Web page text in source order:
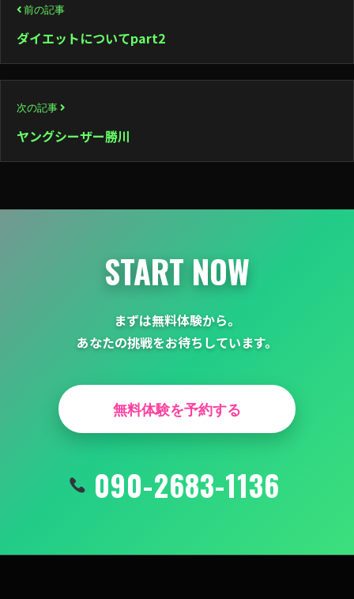
稿
ナ
ビ
ゲ
ョ
前の記事
ダイエットについてpart2
次の記事
ヤングシーザー勝川
START NOW
まずは無料体験から。
あなたの挑戦をお待ちしています。
無料体験を予約する
090-2683-1136